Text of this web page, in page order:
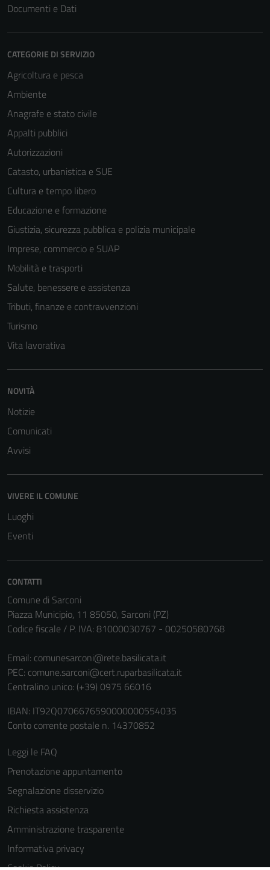
Documenti e Dati
CATEGORIE DI SERVIZIO
Agricoltura e pesca
Ambiente
Anagrafe e stato civile
Appalti pubblici
Autorizzazioni
Catasto, urbanistica e SUE
Cultura e tempo libero
Educazione e formazione
Giustizia, sicurezza pubblica e polizia municipale
Imprese, commercio e SUAP
Mobilità e trasporti
Salute, benessere e assistenza
Tributi, finanze e contravvenzioni
Turismo
Vita lavorativa
NOVITÀ
Notizie
Comunicati
Avvisi
VIVERE IL COMUNE
Luoghi
Eventi
CONTATTI
Comune di Sarconi
Piazza Municipio, 11 85050, Sarconi (PZ)
Codice fiscale / P. IVA: 81000030767 - 00250580768
Email: comunesarconi@rete.basilicata.it
PEC: comune.sarconi@cert.ruparbasilicata.it
Centralino unico: (+39) 0975 66016
IBAN: IT92Q0706676590000000554035
Conto corrente postale n. 14370852
Leggi le FAQ
Prenotazione appuntamento
Segnalazione disservizio
Richiesta assistenza
Amministrazione trasparente
Informativa privacy